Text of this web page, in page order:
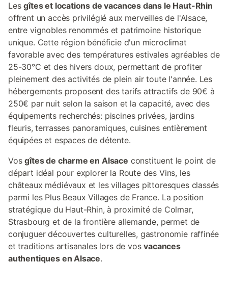
Lesgîtes et locations de vacances dans le Haut-Rhin
offrent un accès privilégié aux merveilles de l'Alsace,
entre vignobles renommés et patrimoine historique
unique. Cette région bénéficie d'un microclimat
favorable avec des températures estivales agréables de
25-30°C et des hivers doux, permettant de profiter
pleinement des activités de plein air toute l'année. Les
hébergements proposent des tarifs attractifs de 90€ à
250€ par nuit selon la saison et la capacité, avec des
équipements recherchés: piscines privées, jardins
fleuris, terrasses panoramiques, cuisines entièrement
équipées et espaces de détente.
Vosgîtes de charme en Alsace constituent le point de
départ idéal pour explorer la Route des Vins, les
châteaux médiévaux et les villages pittoresques classés
parmi les Plus Beaux Villages de France. La position
stratégique du Haut-Rhin, à proximité de Colmar,
Strasbourg et de la frontière allemande, permet de
conjuguer découvertes culturelles, gastronomie raffinée
et traditions artisanales lors de vosvacances
authentiques en Alsace.